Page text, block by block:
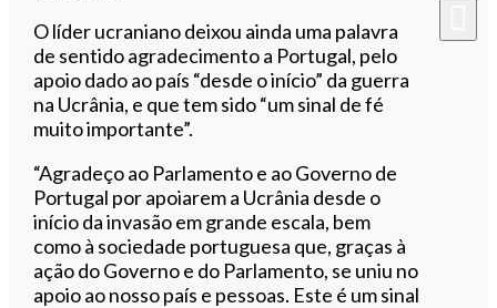
O líder ucraniano deixou ainda uma palavra
de sentido agradecimento a Portugal, pelo
apoio dado ao país “desde o início” da guerra
na Ucrânia, e que tem sido “um sinal de fé
muito importante”.
“Agradeço ao Parlamento e ao Governo de
Portugal por apoiarem a Ucrânia desde o
início da invasão em grande escala, bem
como à sociedade portuguesa que, graças à
ação do Governo e do Parlamento, se uniu no
apoio ao nosso país e pessoas. Este é um sinal